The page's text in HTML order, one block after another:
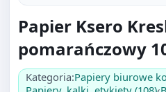
Kategoria: Papiery biurowe
Papiery, kalki, etykiety (108)‹
18,00 PLN/op.